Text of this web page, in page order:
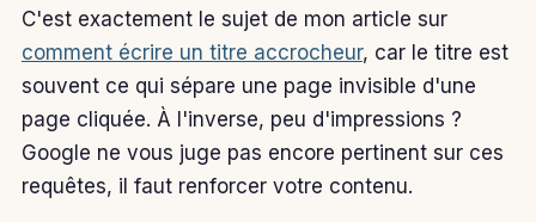
C'est exactement le sujet de mon article sur
comment écrire un titre accrocheur, car le titre est
souvent ce qui sépare une page invisible d'une
page cliquée. À l'inverse, peu d'impressions ?
Google ne vous juge pas encore pertinent sur ces
requêtes, il faut renforcer votre contenu.